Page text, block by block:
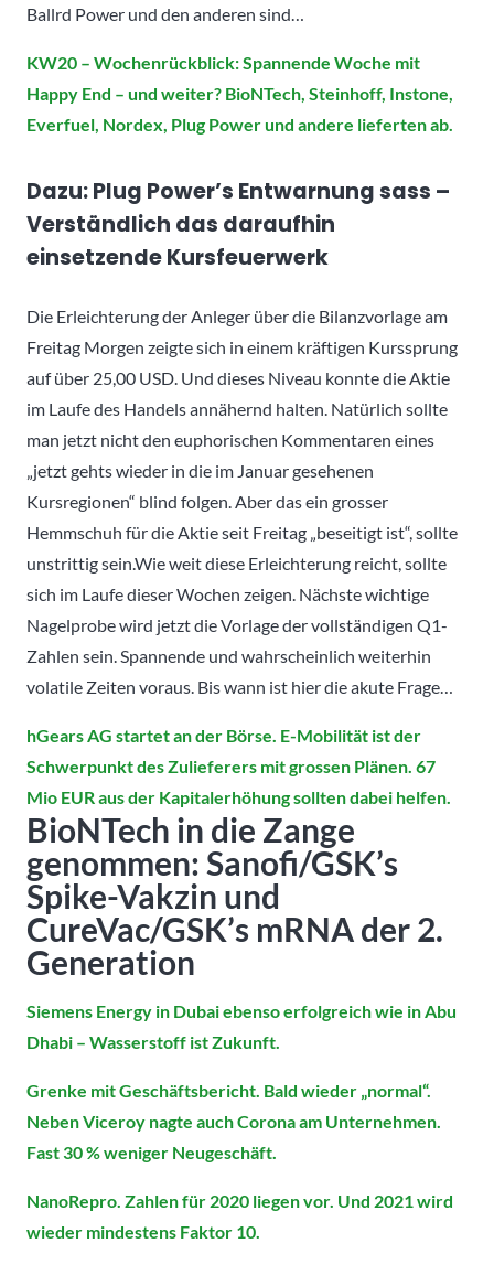
Ballrd Power und den anderen sind…
KW20 – Wochenrückblick: Spannende Woche mit
Happy End – und weiter? BioNTech, Steinhoff, Instone,
Everfuel, Nordex, Plug Power und andere lieferten ab.
Dazu: Plug Power’s Entwarnung sass –
Verständlich das daraufhin
einsetzende Kursfeuerwerk
Die Erleichterung der Anleger über die Bilanzvorlage am
Freitag Morgen zeigte sich in einem kräftigen Kurssprung
auf über 25,00 USD. Und dieses Niveau konnte die Aktie
im Laufe des Handels annähernd halten. Natürlich sollte
man jetzt nicht den euphorischen Kommentaren eines
„jetzt gehts wieder in die im Januar gesehenen
Kursregionen“ blind folgen. Aber das ein grosser
Hemmschuh für die Aktie seit Freitag „beseitigt ist“, sollte
unstrittig sein.Wie weit diese Erleichterung reicht, sollte
sich im Laufe dieser Wochen zeigen. Nächste wichtige
Nagelprobe wird jetzt die Vorlage der vollständigen Q1-
Zahlen sein. Spannende und wahrscheinlich weiterhin
volatile Zeiten voraus. Bis wann ist hier die akute Frage…
hGears AG startet an der Börse. E-Mobilität ist der
Schwerpunkt des Zulieferers mit grossen Plänen. 67
Mio EUR aus der Kapitalerhöhung sollten dabei helfen.
BioNTech in die Zange
genommen: Sanofi/GSK’s
Spike-Vakzin und
CureVac/GSK’s mRNA der 2.
Generation
Siemens Energy in Dubai ebenso erfolgreich wie in Abu
Dhabi – Wasserstoff ist Zukunft.
Grenke mit Geschäftsbericht. Bald wieder „normal“.
Neben Viceroy nagte auch Corona am Unternehmen.
Fast 30 % weniger Neugeschäft.
NanoRepro. Zahlen für 2020 liegen vor. Und 2021 wird
wieder mindestens Faktor 10.